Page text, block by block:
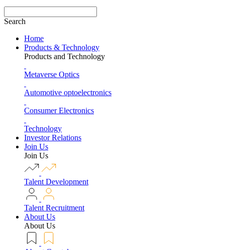
Search
Home
Products & Technology
Products and Technology
Metaverse Optics
Automotive optoelectronics
Consumer Electronics
Technology
Investor Relations
Join Us
Join Us
Talent Development
Talent Recruitment
About Us
About Us